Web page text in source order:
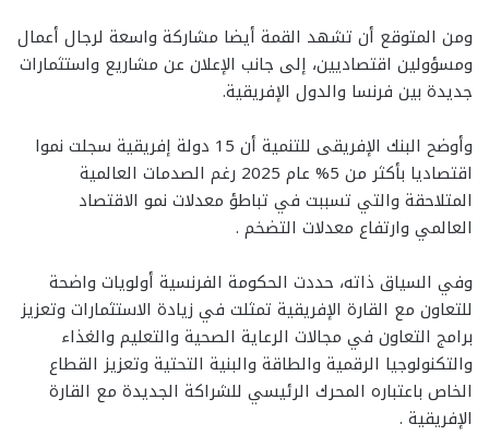
ومن المتوقع أن تشهد القمة أيضا مشاركة واسعة لرجال أعمال
ومسؤولين اقتصاديين، إلى جانب الإعلان عن مشاريع واستثمارات
جديدة بين فرنسا والدول الإفريقية.
وأوضح البنك الإفريقى للتنمية أن 15 دولة إفريقية سجلت نموا
اقتصاديا بأكثر من 5% عام 2025 رغم الصدمات العالمية
المتلاحقة والتي تسببت في تباطؤ معدلات نمو الاقتصاد
العالمي وارتفاع معدلات التضخم .
وفي السياق ذاته، حددت الحكومة الفرنسية أولويات واضحة
للتعاون مع القارة الإفريقية تمثلت في زيادة الاستثمارات وتعزيز
برامج التعاون في مجالات الرعاية الصحية والتعليم والغذاء
والتكنولوجيا الرقمية والطاقة والبنية التحتية وتعزيز القطاع
الخاص باعتباره المحرك الرئيسي للشراكة الجديدة مع القارة
الإفريقية .